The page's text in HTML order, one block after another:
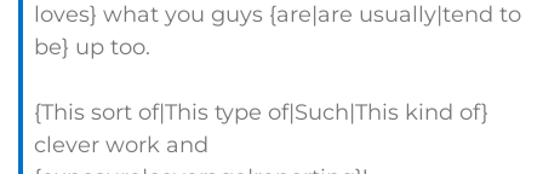
loves} what you guys {are|are usually|tend to
be} up too.
{This sort of|This type of|Such|This kind of}
clever work and